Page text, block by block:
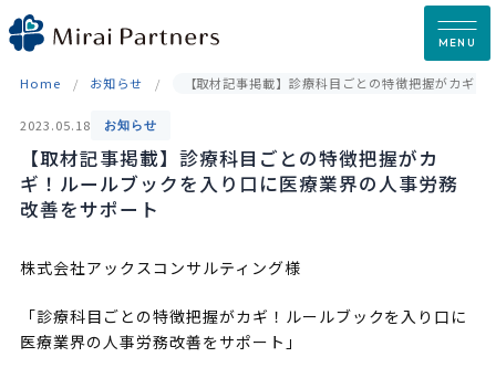
Skip
to
MENU
Home お知らせ 【取材記事掲載】診療科目ごとの特徴把握がカギ
2023.05.18 お知らせ
【取材記事掲載】診療科目ごとの特徴把握がカ
ギ！ルールブックを入り口に医療業界の人事労務
改善をサポート
株式会社アックスコンサルティング様
「診療科目ごとの特徴把握がカギ！ルールブックを入り口に
医療業界の人事労務改善をサポート」